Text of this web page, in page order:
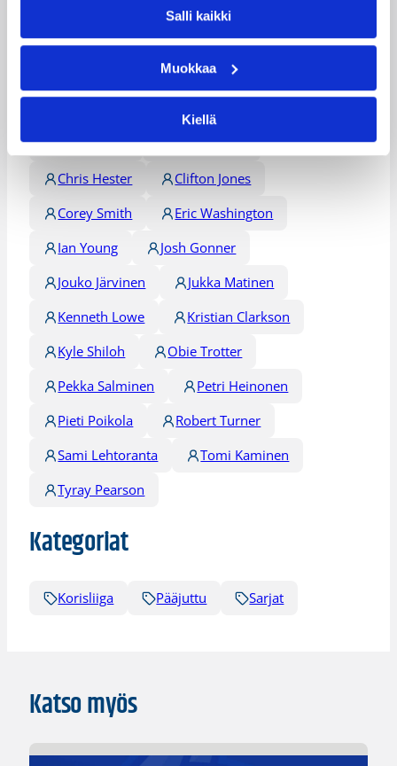
Salli kaikki
Muokkaa
Kiellä
11.04.2010
Henkilöt
Ajene Moye
Akeem Scott
Chris Hester
Clifton Jones
Corey Smith
Eric Washington
Ian Young
Josh Gonner
Jouko Järvinen
Jukka Matinen
Kenneth Lowe
Kristian Clarkson
Kyle Shiloh
Obie Trotter
Pekka Salminen
Petri Heinonen
Pieti Poikola
Robert Turner
Sami Lehtoranta
Tomi Kaminen
Tyray Pearson
Kategoriat
Korisliiga Pääjuttu Sarjat
Katso myös